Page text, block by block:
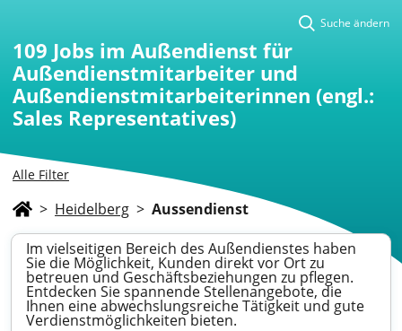
Alle Filter
Suche ändern
109 Jobs im Außendienst für
Außendienstmitarbeiter und
Außendienstmitarbeiterinnen (engl.:
Sales Representatives)
> Heidelberg > Aussendienst
Im vielseitigen Bereich des Außendienstes haben
Sie die Möglichkeit, Kunden direkt vor Ort zu
betreuen und Geschäftsbeziehungen zu pflegen.
Entdecken Sie spannende Stellenangebote, die
Ihnen eine abwechslungsreiche Tätigkeit und gute
Verdienstmöglichkeiten bieten.